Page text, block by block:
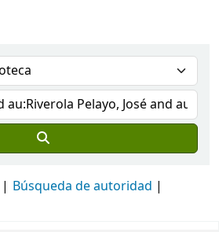
Búsqueda de autoridad